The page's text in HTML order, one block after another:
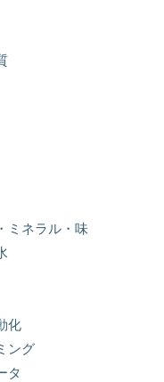
ミネラル・味
化
ング
タ